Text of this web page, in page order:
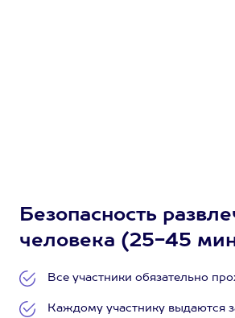
Безопасность
человека (25-45
Все участники обязательно
Каждому участнику выдаются